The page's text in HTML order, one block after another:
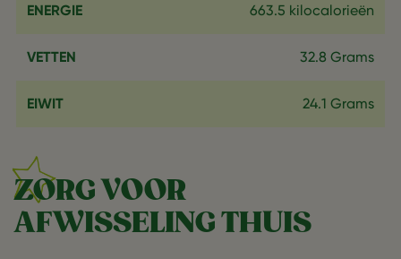
ENERGIE 663.5 kilocalorieën
VETTEN 32.8 Grams
EIWIT 24.1 Grams
ZORG VOOR
AFWISSELING THUIS